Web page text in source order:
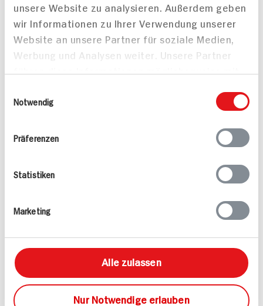
unsere Website zu analysieren. Außerdem geben
wir Informationen zu Ihrer Verwendung unserer
Website an unsere Partner für soziale Medien,
Werbung und Analysen weiter. Unsere Partner
bereitgestellt haben oder die sie im Rahmen
Notwendig
Präferenzen
Statistiken
Marketing
Alle zulassen
Nur Notwendige erlauben
Häufig gestellte Fragen
Mehr Informationen in unserem FAQ
kontakt
hit.de
Wir beantworten gerne Ihre Fragen
Folgen Sie uns auf TikTok
Marktfinder
Unser Magazin